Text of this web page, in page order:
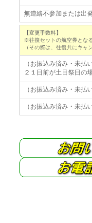
無連絡不参加または出
【変更手数料】
※往復セットの航空券とな
（その際は、往復共にキャ
（お振込み済み・未
２１日前が土日祭日の
（お振込み済み・未
（お振込み済み・未